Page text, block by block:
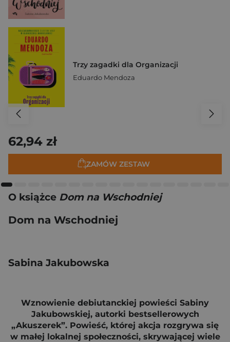
Trzy zagadki dla Organizacji
Eduardo Mendoza
62,94 zł
ZAMÓW ZESTAW
O książce Dom na Wschodniej
Dom na Wschodniej
Sabina Jakubowska
Wznowienie debiutanckiej powieści Sabiny
Jakubowskiej, autorki bestsellerowych
„Akuszerek”. Powieść, której akcja rozgrywa się
w małej lokalnej społeczności, skrywającej wiele